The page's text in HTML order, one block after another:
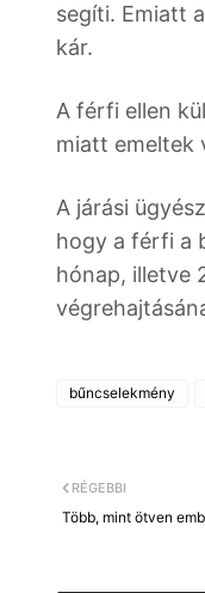
segíti. Emiatt
kár.
A férfi ellen
miatt emeltek
A járási
hogy a férfi a
hónap, illetve
bűncselekmény
RÉGEBBI
Több, mint ötven